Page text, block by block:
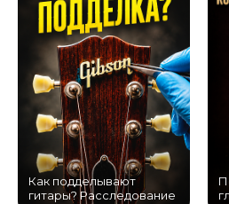
Как подделывают
гитары? Расследование